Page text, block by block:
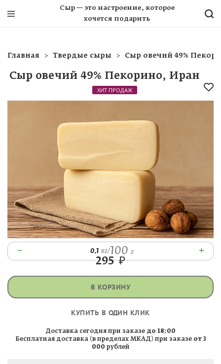
Сыр — это настроение, которое
хочется подарить
Главная Твердые сыры Сыр овечий 49%
Сыр овечий 49% Пекорино, Иран
ХИТ ПРОДАЖ
– 0.1 кг/100 г +
295₽
В КОРЗИНУ
КУПИТЬ В ОДИН КЛИК
Доставка сегодня при заказе до 18:00
Бесплатная доставка (в пределах МКАД) при заказе от 3
000 рублей